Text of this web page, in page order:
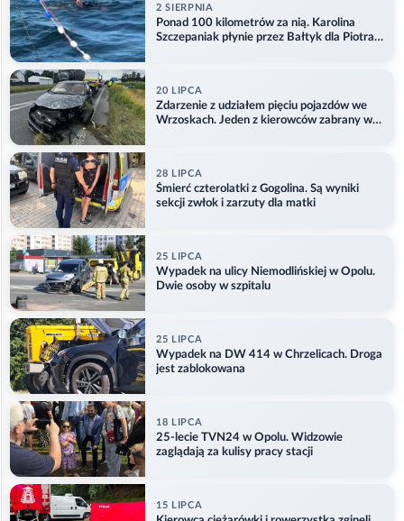
2 SIERPNIA
Ponad 100 kilometrów za nią. Karolina
Szczepaniak płynie przez Bałtyk dla Piotra.
20 LIPCA
Zdarzenie z udziałem pięciu pojazdów we
Wrzoskach. Jeden z kierowców zabrany w
28 LIPCA
Śmierć czterolatki z Gogolina. Są wyniki
sekcji zwłok i zarzuty dla matki
25 LIPCA
Wypadek na ulicy Niemodlińskiej w Opolu.
Dwie osoby w szpitalu
25 LIPCA
Wypadek na DW 414 w Chrzelicach. Droga
jest zablokowana
18 LIPCA
25-lecie TVN24 w Opolu. Widzowie
zaglądają za kulisy pracy stacji
15 LIPCA